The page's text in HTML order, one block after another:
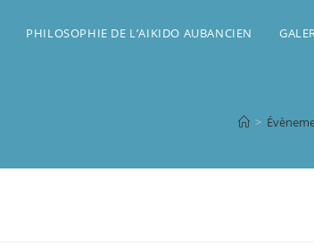
PHILOSOPHIE DE L’AIKIDO AUBANCIEN
>